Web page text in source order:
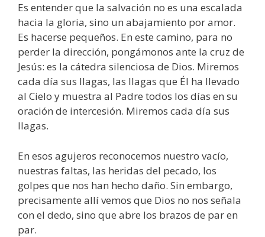
Es entender que la salvación no es una escalada
hacia la gloria, sino un abajamiento por amor.
Es hacerse pequeños. En este camino, para no
perder la dirección, pongámonos ante la cruz de
Jesús: es la cátedra silenciosa de Dios. Miremos
cada día sus llagas, las llagas que Él ha llevado
al Cielo y muestra al Padre todos los días en su
oración de intercesión. Miremos cada día sus
llagas.
En esos agujeros reconocemos nuestro vacío,
nuestras faltas, las heridas del pecado, los
golpes que nos han hecho daño. Sin embargo,
precisamente allí vemos que Dios no nos señala
con el dedo, sino que abre los brazos de par en
par.